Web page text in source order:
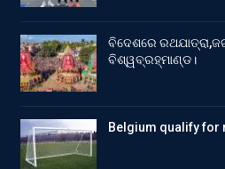
ବିଦେଶରେ
ବିଶ୍ୱବ୍ରହ୍ମାଣ୍ଡ।
Belgium qualify for